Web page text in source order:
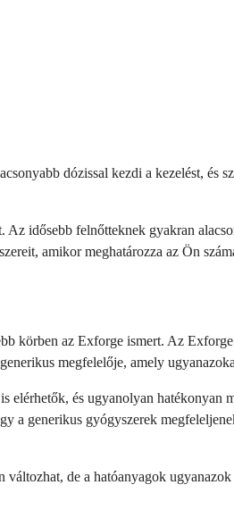
dózissal kezdi a kezelést, és
idősebb felnőtteknek gyakran
amikor meghatározza az Ön
körben az Exforge ismert. Az
megfelelője, amely
elérhetők, és ugyanolyan
a generikus gyógyszerek
de a hatóanyagok